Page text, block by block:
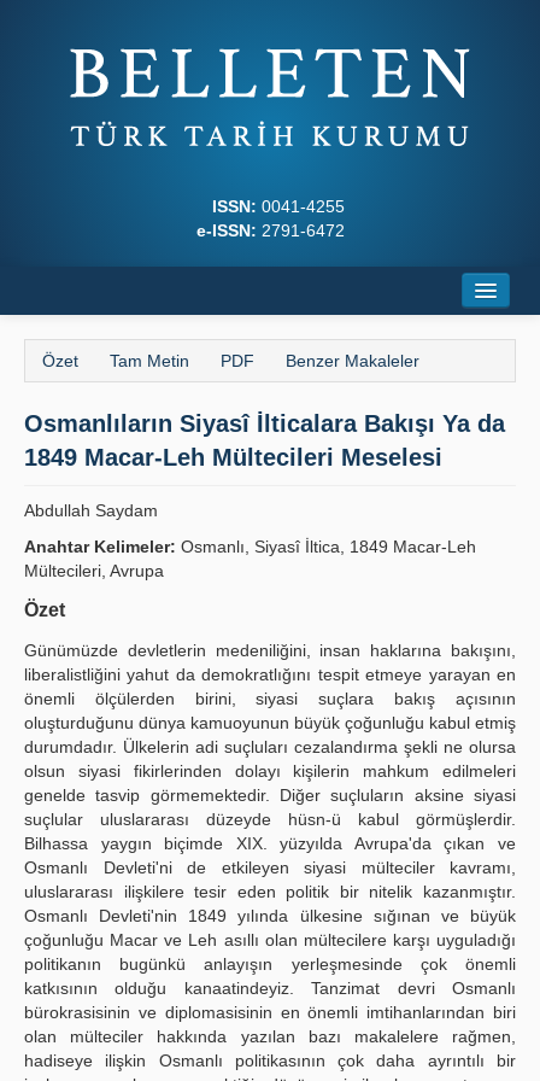
ISSN: 0041-4255
e-ISSN: 2791-6472
Hakkında
Dergi Kurulları
Yayın Politikaları
Kılavuzlar
İletişim
Özet Tam Metin PDF Benzer Makaleler
Osmanlıların Siyasî İlticalara Bakışı Ya da
1849 Macar-Leh Mültecileri Meselesi
Abdullah Saydam
Anahtar Kelimeler: Osmanlı, Siyasî İltica, 1849 Macar-Leh
Mültecileri, Avrupa
Özet
Günümüzde devletlerin medeniliğini, insan haklarına bakışını,
liberalistliğini yahut da demokratlığını tespit etmeye yarayan en
önemli ölçülerden birini, siyasi suçlara bakış açısının
oluşturduğunu dünya kamuoyunun büyük çoğunluğu kabul etmiş
durumdadır. Ülkelerin adi suçluları cezalandırma şekli ne olursa
olsun siyasi fikirlerinden dolayı kişilerin mahkum edilmeleri
genelde tasvip görmemektedir. Diğer suçluların aksine siyasi
suçlular uluslararası düzeyde hüsn-ü kabul görmüşlerdir.
Bilhassa yaygın biçimde XIX. yüzyılda Avrupa'da çıkan ve
Osmanlı Devleti'ni de etkileyen siyasi mülteciler kavramı,
uluslararası ilişkilere tesir eden politik bir nitelik kazanmıştır.
Osmanlı Devleti'nin 1849 yılında ülkesine sığınan ve büyük
çoğunluğu Macar ve Leh asıllı olan mültecilere karşı uyguladığı
politikanın bugünkü anlayışın yerleşmesinde çok önemli
katkısının olduğu kanaatindeyiz. Tanzimat devri Osmanlı
bürokrasisinin ve diplomasisinin en önemli imtihanlarından biri
olan mülteciler hakkında yazılan bazı makalelere rağmen,
hadiseye ilişkin Osmanlı politikasının çok daha ayrıntılı bir